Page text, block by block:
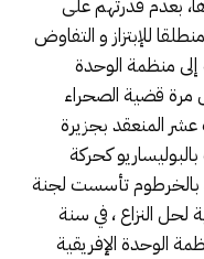
بعدم قدرتهم على
للإبتزاز و التفاوض
إلى منظمة الوحدة
1976 أثيرت لأول مرة قضية الصحراء
عشر المنعقد بجزيرة
كحركة
بالخرطوم تأسست لجنة
النزاع ، في سنة
الوحدة الإفريقية